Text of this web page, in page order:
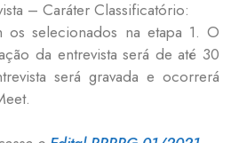
– Caráter Classificatório:
os selecionados na etapa 1. O
da entrevista será de até 30
será gravada e ocorrerá